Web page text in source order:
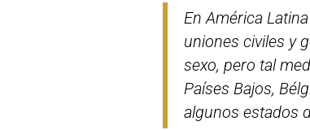
En América
uniones civiles y
sexo, pero tal
Países Bajos,
algunos estados